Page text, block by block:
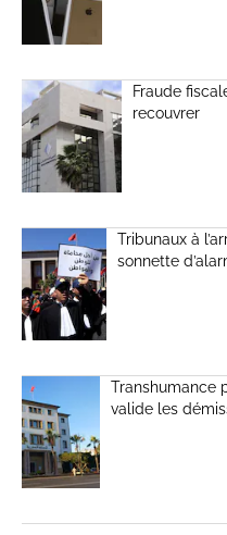
Fraude
recouvrer
Tribunaux à
sonnette
Transhumance
valide les